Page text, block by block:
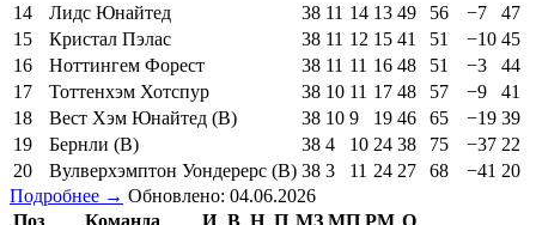
14
Лидс Юнайтед 38 11 14 13 49 56 −7
47
15
Кристал Пэлас 38 11 12 15 41 51 −10 45
16
Ноттингем Форест 38 11 11 16 48 51 −3
44
17
Тоттенхэм Хотспур 38 10 11 17 48 57 −9
41
18
Вест Хэм Юнайтед (В) 38 10 9 19 46 65 −19 39
19
Бернли (В) 38 4 10 24 38 75 −37 22
20
Вулверхэмптон Уондерерс (В) 38 3 11 24 27 68 −41 20
Подробнее → Обновлено: 04.06.2026
Поз
Команда И В Н П МЗ МП РМ О